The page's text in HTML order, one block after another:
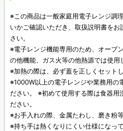
※この商品は一般家庭用電子レンジ調
いかご確認いただき、取扱説明書を
さい。
※電子レンジ機能専用のため、オーブ
の他機能、ガス火等の他熱源では使用
※加熱の際は、必ず蓋を正しくセットし
※1000W以上の電子レンジや業務用の
ださい。 ※初めて使用する際は食器用
ださい。
※お手入れの際、金属たわし、磨き粉
※持ち手は熱くなりにくい仕様になっ